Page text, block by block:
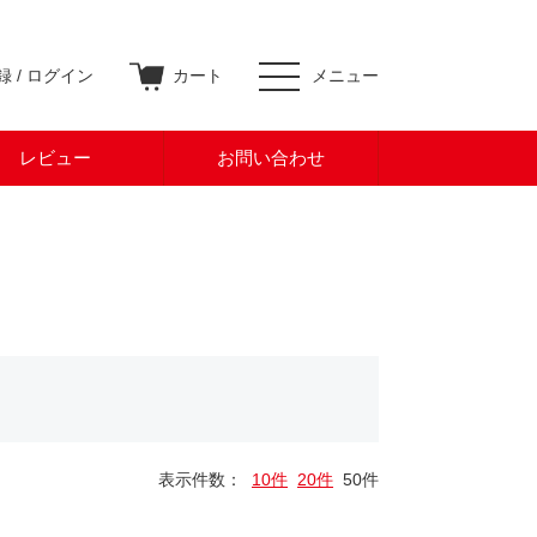
/ ログイン カート メニュー
レビュー お問い合わせ
表示件数： 10件 20件 50件